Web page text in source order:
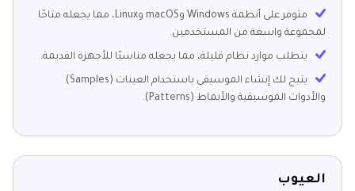
متوفر على أنظمة Windows وmacOS وLinux، مما يجعله متاحًا
لمجموعة واسعة من المستخدمين.
يتطلب موارد نظام قليلة، مما يجعله مناسبًا للأجهزة القديمة.
يتيح لك إنشاء الموسيقى باستخدام العينات (Samples)
والأدوات الموسيقية والأنماط (Patterns).
العيوب